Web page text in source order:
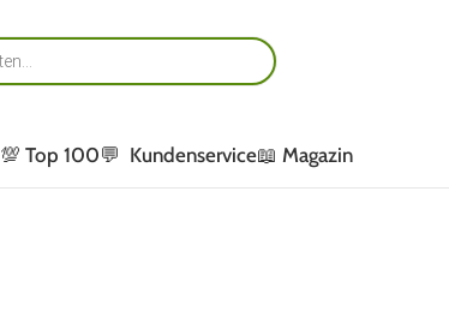
💯 Top 100💬 Kundenservice📖 Magazin